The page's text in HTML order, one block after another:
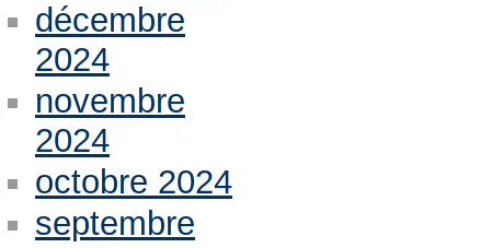
décembre
2024
novembre
2024
octobre 2024
septembre